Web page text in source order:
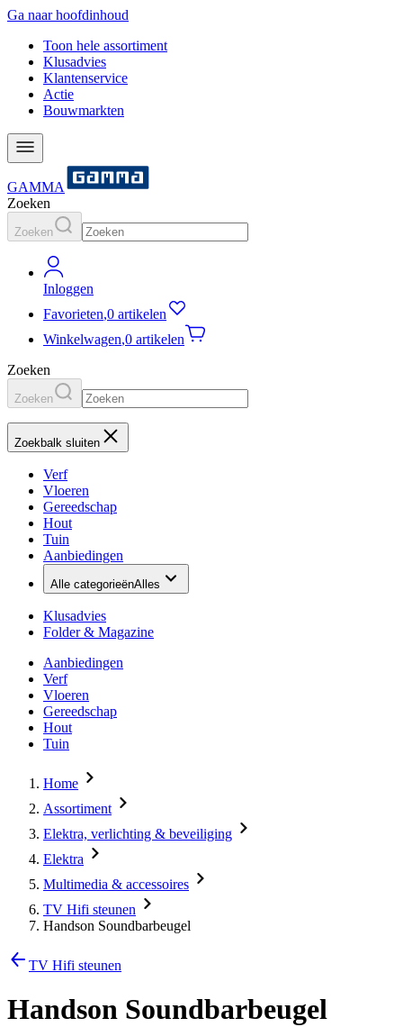
Ga naar hoofdinhoud
Toon hele assortiment
Klusadvies
Klantenservice
Actie
Bouwmarkten
GAMMA
Zoeken
Zoeken
Inloggen
Favorieten,0 artikelen
Winkelwagen,0 artikelen
Zoeken
Zoeken
Zoekbalk sluiten
Verf
Vloeren
Gereedschap
Hout
Tuin
Aanbiedingen
Alle categorieënAlles
Klusadvies
Folder & Magazine
Aanbiedingen
Verf
Vloeren
Gereedschap
Hout
Tuin
Home
Assortiment
Elektra, verlichting & beveiliging
Elektra
Multimedia & accessoires
TV Hifi steunen
Handson Soundbarbeugel
TV Hifi steunen
Handson Soundbarbeugel